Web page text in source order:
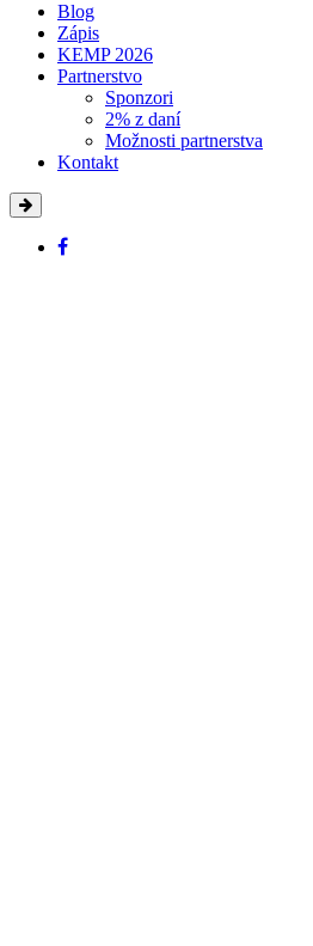
Blog
Zápis
KEMP 2026
Partnerstvo
Sponzori
2% z daní
Možnosti partnerstva
Kontakt